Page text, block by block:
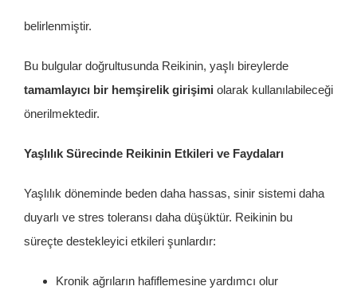
belirlenmiştir.
Bu bulgular doğrultusunda Reikinin, yaşlı bireylerde
tamamlayıcı bir hemşirelik girişimi olarak kullanılabileceği
önerilmektedir.
Yaşlılık Sürecinde Reikinin Etkileri ve Faydaları
Yaşlılık döneminde beden daha hassas, sinir sistemi daha
duyarlı ve stres toleransı daha düşüktür. Reikinin bu
süreçte destekleyici etkileri şunlardır:
Kronik ağrıların hafiflemesine yardımcı olur